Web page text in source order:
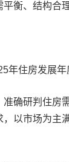
衡、结构合
年住房发展年
确研判住房
以市场为主